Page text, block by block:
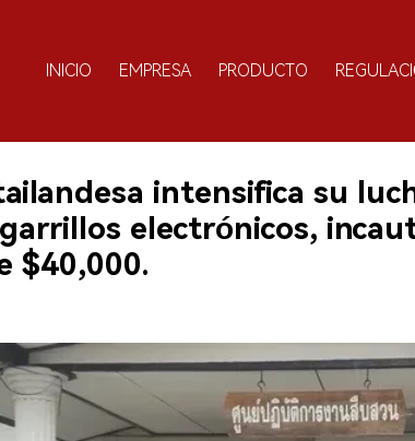
INICIO EMPRESA PRODUCTO
intensifica su
electrónicos,
$40,000.